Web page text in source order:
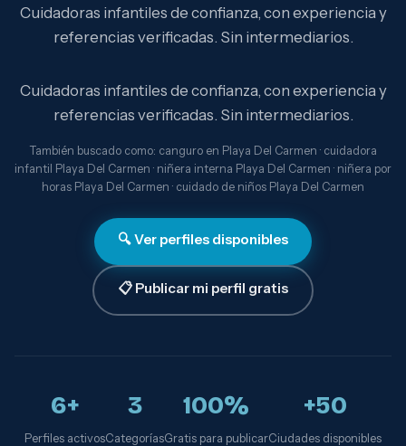
Cuidadoras infantiles de confianza, con experiencia y
referencias verificadas. Sin intermediarios.
Cuidadoras infantiles de confianza, con experiencia y
referencias verificadas. Sin intermediarios.
También buscado como: canguro en Playa Del Carmen · cuidadora
infantil Playa Del Carmen · niñera interna Playa Del Carmen · niñera por
horas Playa Del Carmen · cuidado de niños Playa Del Carmen
🔍 Ver perfiles disponibles
📋 Publicar mi perfil gratis
6+
Perfiles activos
3
Categorías
100%
Gratis para publicar
+50
Ciudades disponibles